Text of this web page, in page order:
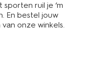
ruil je ‘m
En bestel jouw
onze winkels.